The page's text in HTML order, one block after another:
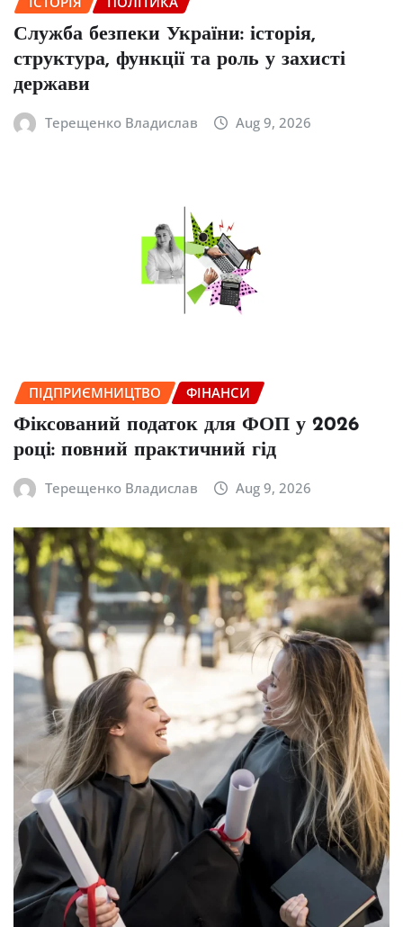
Служба безпеки України: історія,
структура, функції та роль у захисті
держави
Терещенко Владислав Aug 9, 2026
ПІДПРИЄМНИЦТВО ФІНАНСИ
Фіксований податок для ФОП у 2026
році: повний практичний гід
Терещенко Владислав Aug 9, 2026